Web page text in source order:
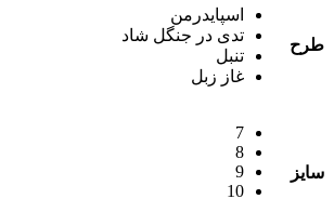
طرح
اسپایدرمن
تدی در جنگل شاد
تنبل
غاز زبل
سایز
7
8
9
10